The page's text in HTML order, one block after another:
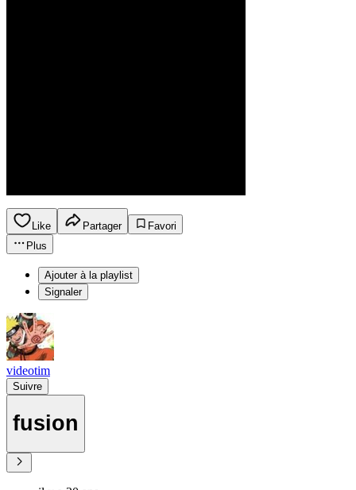
Like Partager
Favori
Plus
Ajouter à la playlist
Signaler
videotim
Suivre
fusion